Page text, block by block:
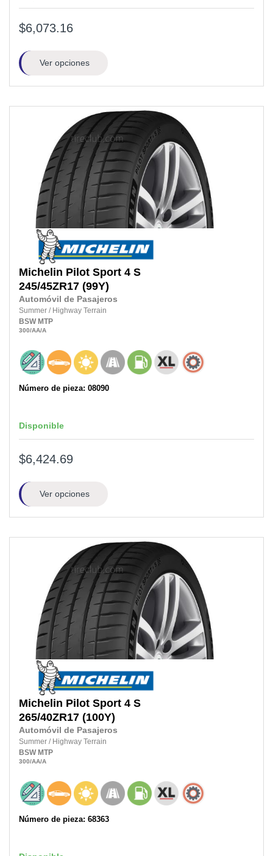
$6,073.16
Ver opciones
Michelin Pilot Sport 4 S
245/45ZR17 (99Y)
Automóvil de Pasajeros
Summer / Highway Terrain
BSW MTP
300/AA/A
Número de pieza: 08090
Disponible
$6,424.69
Ver opciones
Michelin Pilot Sport 4 S
265/40ZR17 (100Y)
Automóvil de Pasajeros
Summer / Highway Terrain
BSW MTP
300/AA/A
Número de pieza: 68363